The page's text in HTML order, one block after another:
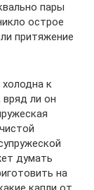
пары
острое
притяжение
к
ли он
думать
на